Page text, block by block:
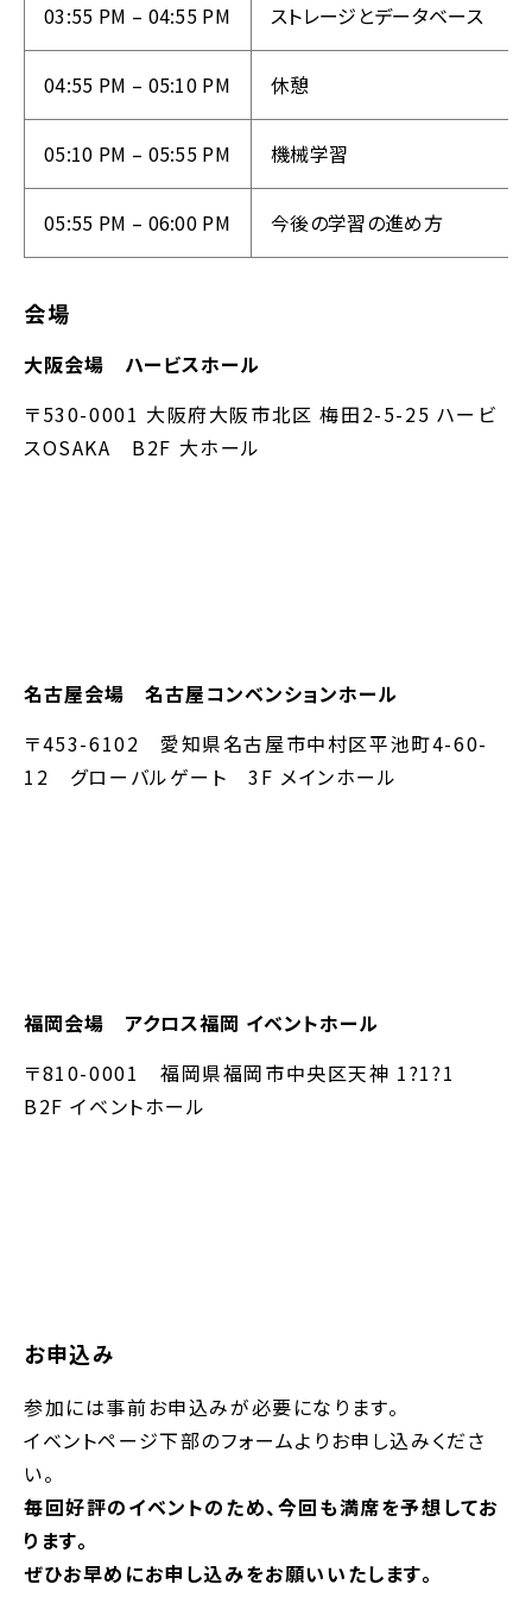
03:55 PM – 04:55 PM ストレージとデータベース
04:55 PM – 05:10 PM 休憩
05:10 PM – 05:55 PM 機械学習
05:55 PM – 06:00 PM 今後の学習の進め方
会場
大阪会場 ハービスホール
〒530-0001 大阪府大阪市北区 梅田2-5-25 ハービ
スOSAKA B2F 大ホール
名古屋会場 名古屋コンベンションホール
〒453-6102 愛知県名古屋市中村区平池町4-60-
12 グローバルゲート 3F メインホール
福岡会場 アクロス福岡 イベントホール
〒810-0001 福岡県福岡市中央区天神 1?1?1
B2F イベントホール
お申込み
参加には事前お申込みが必要になります。
イベントページ下部のフォームよりお申し込みくださ
い。
毎回好評のイベントのため、今回も満席を予想してお
ります。
ぜひお早めにお申し込みをお願いいたします。